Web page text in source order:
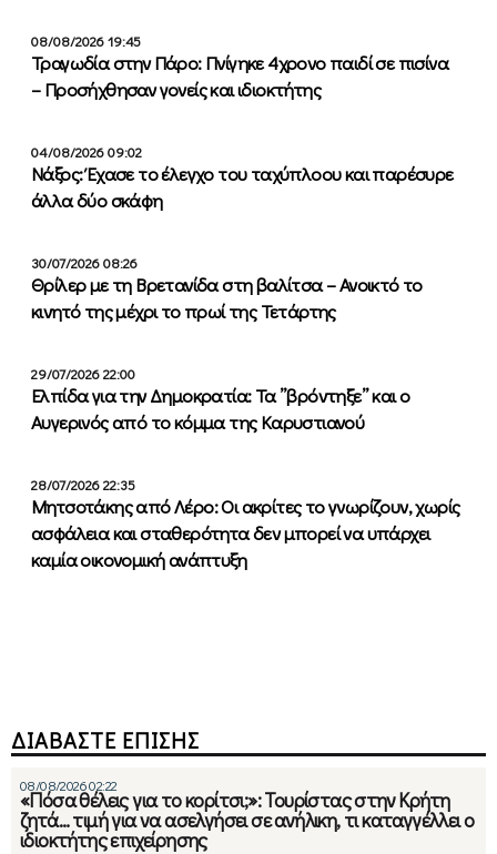
08/08/2026 19:45
Τραγωδία στην Πάρο: Πνίγηκε 4χρονο παιδί σε πισίνα
– Προσήχθησαν γονείς και ιδιοκτήτης
04/08/2026 09:02
Νάξος: Έχασε το έλεγχο του ταχύπλοου και παρέσυρε
άλλα δύο σκάφη
30/07/2026 08:26
Θρίλερ με τη Βρετανίδα στη βαλίτσα – Ανοικτό το
κινητό της μέχρι το πρωί της Τετάρτης
29/07/2026 22:00
Ελπίδα για την Δημοκρατία: Τα ”βρόντηξε” και ο
Αυγερινός από το κόμμα της Καρυστιανού
28/07/2026 22:35
Μητσοτάκης από Λέρο: Οι ακρίτες το γνωρίζουν, χωρίς
ασφάλεια και σταθερότητα δεν μπορεί να υπάρχει
καμία οικονομική ανάπτυξη
ΔΙΑΒΑΣΤΕ ΕΠΙΣΗΣ
08/08/2026 02:22
«Πόσα θέλεις για το κορίτσι;»: Τουρίστας στην Κρήτη
ζητά… τιμή για να ασελγήσει σε ανήλικη, τι καταγγέλλει ο
ιδιοκτήτης επιχείρησης